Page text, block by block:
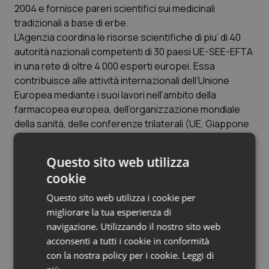
Veneto
Oncoematologia
Oncologia & Nutrizione
Psoriasi & pelle
Quotidiano Cardiologia
Quotidiano Chirurgia
Quotidiano Pediatria
Rene & patologie urogenitali
2004 e fornisce pareri scientifici sui medicinali
tradizionali a base di erbe.
L’Agenzia coordina le risorse scientifiche di piu’ di 40
autorità nazionali competenti di 30 paesi UE-SEE-EFTA
in una rete di oltre 4 000 esperti europei. Essa
contribuisce alle attività internazionali dell’Unione
Europea mediante i suoi lavori nell’ambito della
farmacopea europea, dell’organizzazione mondiale
della sanità, delle conferenze trilaterali (UE, Giappone
e Stati Uniti) sull’armonizzazione ICH e VICH e di altre
L’EMA è gestita da un direttore esecutivo e ha un
segretariato composto, nel 2007, da 440 persone. Il
consiglio di amministrazione è l’organo di controllo
dell’EMA, responsabile, in particolare, degli aspetti
finanziari.
L’Agenzia partecipa inoltre alle procedure di
deferimento in relazione ai medicinali approvati o
Questo sito web utilizza
cookie
Questo sito web utilizza i cookie per
migliorare la tua esperienza di
navigazione. Utilizzando il nostro sito web
acconsenti a tutti i cookie in conformità
con la nostra policy per i cookie. Leggi di